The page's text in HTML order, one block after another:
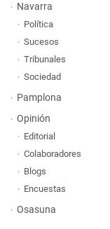
Navarra
Política
Sucesos
Tribunales
Sociedad
Pamplona
Opinión
Editorial
Colaboradores
Blogs
Encuestas
Osasuna